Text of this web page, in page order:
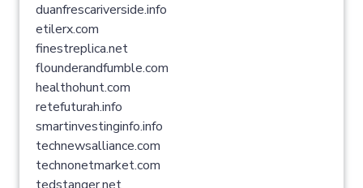
duanfrescariverside.info
etilerx.com
finestreplica.net
flounderandfumble.com
healthohunt.com
retefuturah.info
smartinvestinginfo.info
technewsalliance.com
technonetmarket.com